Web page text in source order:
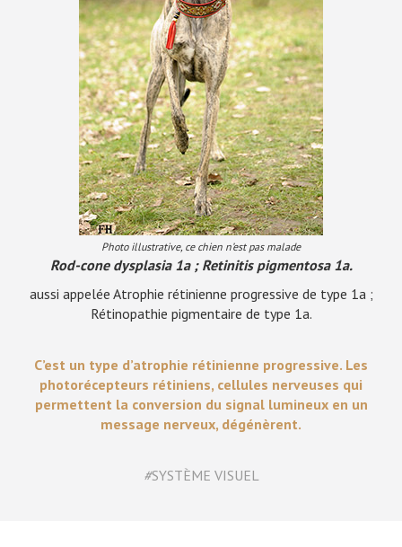
Photo illustrative, ce chien n’est pas malade
Rod-cone dysplasia 1a ; Retinitis pigmentosa 1a.
aussi appelée Atrophie rétinienne progressive de type 1a ;
Rétinopathie pigmentaire de type 1a.
C’est un type d’atrophie rétinienne progressive. Les
photorécepteurs rétiniens, cellules nerveuses qui
permettent la conversion du signal lumineux en un
message nerveux, dégénèrent.
#SYSTÈME VISUEL